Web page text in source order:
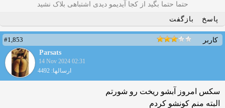
حتما حتما بگید از کجا آیدیمو دیدی اشتباهی بلاک نشید
پاسخ
بازگفت
کاربر
#1,853
Parsats
14 Nov 2024 02:31
ارسالها: 4492
سکس امروز آبشو ریخت رو شورتم
البته منم کونشو کردم